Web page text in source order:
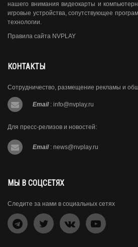
нашего внимания видеокарты и
игровые устройства, сопутствующее
технологии.
Правила сайта NVPLAY
КОНТАКТЫ
Сотрудничество, размещение рекламы и
Email : info@nvplay.ru
Для пресс-релизов и новостей:
Email : news@nvplay.ru
МЫ В СОЦСЕТЯХ
Следите за нами в социальных сетях